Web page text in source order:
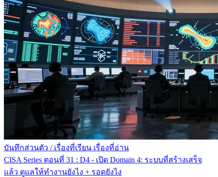
บันทึกส่วนตัว / เรื่องที่เรียน เรื่องที่อ่าน
CISA Series ตอนที่ 31 : D4 - เปิด Domain 4: ระบบที่สร้างเสร็จ
แล้ว ดูแลให้ทำงานยังไง + รอดยังไง